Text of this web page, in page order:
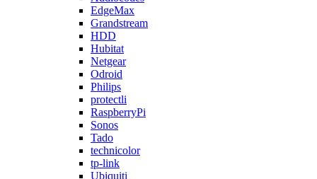
EdgeMax
Grandstream
HDD
Hubitat
Netgear
Odroid
Philips
protectli
RaspberryPi
Sonos
Tado
technicolor
tp-link
Ubiquiti